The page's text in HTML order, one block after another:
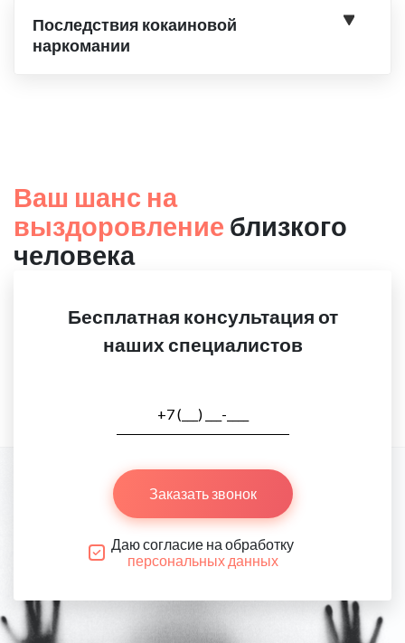
Последствия кокаиновой
наркомании
Ваш шанс на
выздоровление близкого
человека
Бесплатная консультация от
наших специалистов
Заказать звонок
Даю согласие на обработку
персональных данных